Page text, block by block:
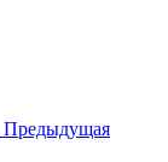
Предыдущая